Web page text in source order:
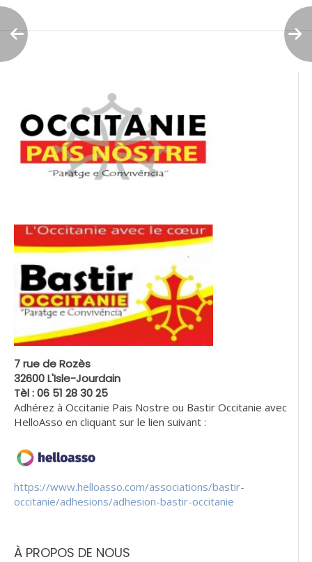
de
l’article
7 rue de Rozès
32600 L'Isle-Jourdain
Tèl : 06 51 28 30 25
Adhérez à Occitanie Pais Nostre ou Bastir Occitanie avec
HelloAsso en cliquant sur le lien suivant :
https://www.helloasso.com/associations/bastir-
occitanie/adhesions/adhesion-bastir-occitanie
À PROPOS DE NOUS